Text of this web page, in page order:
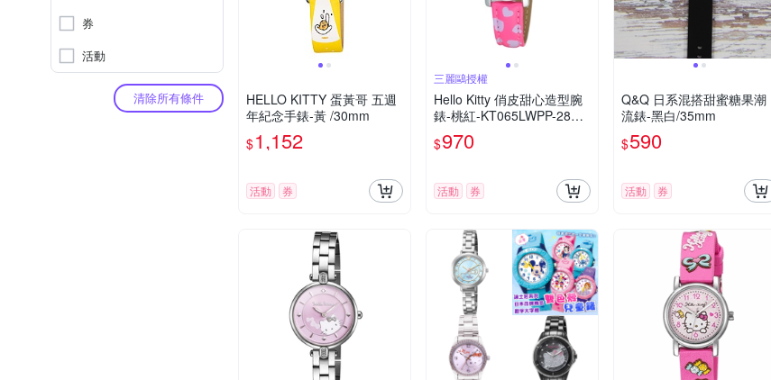
券
活動
清除所有條件
HELLO KITTY 蛋黃哥 五週
年紀念手錶-黃 /30mm
$1,152
活動 券
三麗鷗授權
Hello Kitty 俏皮甜心造型腕
錶-桃紅-KT065LWPP-28m
m
$970
活動 券
Q&Q 日系混搭甜蜜糖果潮
流錶-黑白/35mm
$590
活動 券